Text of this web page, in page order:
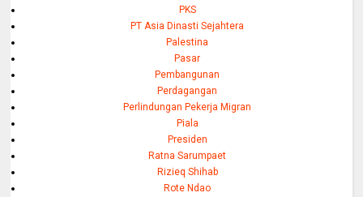
PKS
PT Asia Dinasti Sejahtera
Palestina
Pasar
Pembangunan
Perdagangan
Perlindungan Pekerja Migran
Piala
Presiden
Ratna Sarumpaet
Rizieq Shihab
Rote Ndao